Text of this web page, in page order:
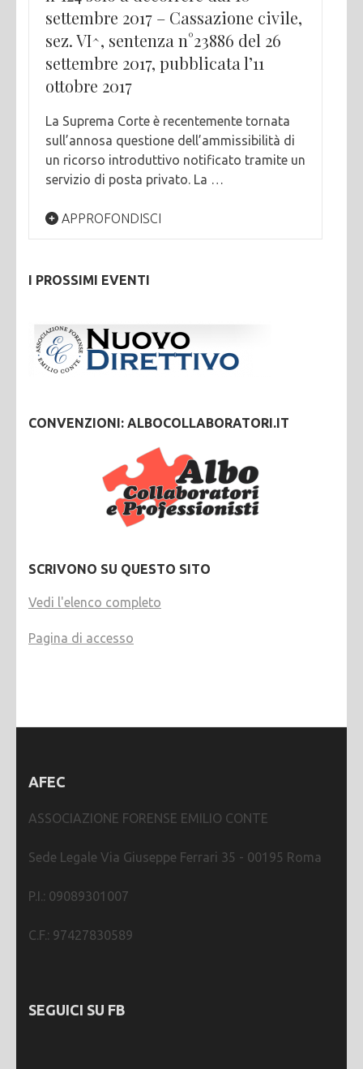
settembre 2017 – Cassazione civile,
sez. VI^, sentenza n°23886 del 26
settembre 2017, pubblicata l’11
ottobre 2017
La Suprema Corte è recentemente tornata
sull’annosa questione dell’ammissibilità di
un ricorso introduttivo notificato tramite un
servizio di posta privato. La …
APPROFONDISCI
I PROSSIMI EVENTI
CONVENZIONI: ALBOCOLLABORATORI.IT
SCRIVONO SU QUESTO SITO
Vedi l'elenco completo
Pagina di accesso
AFEC
ASSOCIAZIONE FORENSE EMILIO CONTE
Sede Legale Via Giuseppe Ferrari 35 - 00195 Roma
P.I.: 09089301007
C.F.: 97427830589
SEGUICI SU FB